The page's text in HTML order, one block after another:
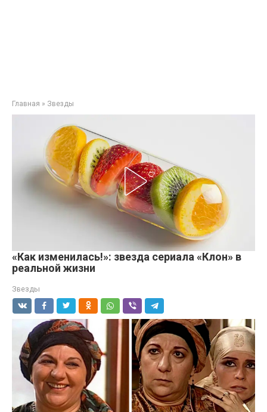
Главная » Звезды
«Как изменилась!»: звезда сериала «Клон» в
реальной жизни
Звезды